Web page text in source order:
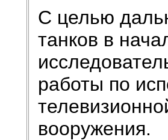
С целью
танков в
работы по
вооружения.